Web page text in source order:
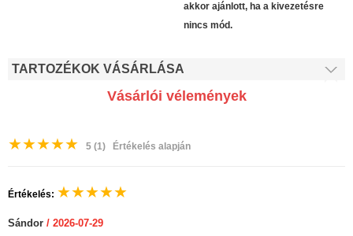
akkor ajánlott, ha a kivezetésre
nincs mód.
TARTOZÉKOK VÁSÁRLÁSA
Vásárlói vélemények
★★★★★ 5 (1) Értékelés alapján
Értékelés: ★★★★★
Sándor / 2026-07-29